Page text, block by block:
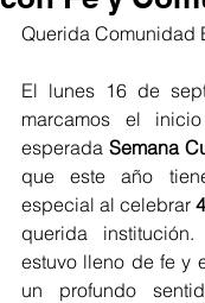
Querida Comunidad
El lunes 16 de
marcamos el
esperada Semana
que este año
especial al celebrar
querida
estuvo lleno de fe y
un profundo